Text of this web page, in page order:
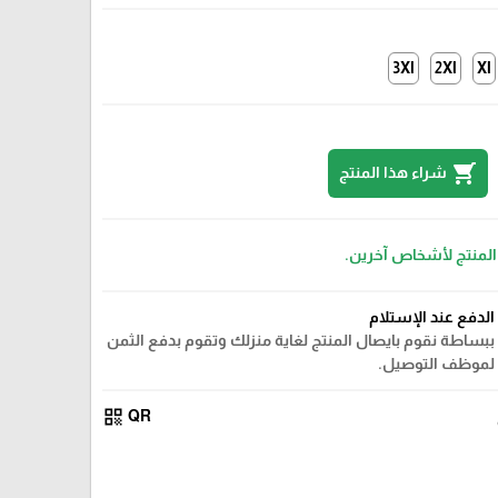
Xl
2Xl
3Xl
shopping_cart شراء هذا المنتج
المنتج لأشخاص آخرين.
الدفع عند الإستلام
ببساطة نقوم بايصال المنتج لغاية منزلك وتقوم بدفع الثمن
لموظف التوصيل.
QR
qr_code